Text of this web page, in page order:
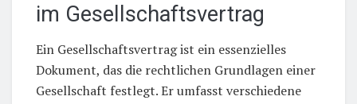
im Gesellschaftsvertrag
Ein Gesellschaftsvertrag ist ein essenzielles
Dokument, das die rechtlichen Grundlagen einer
Gesellschaft festlegt. Er umfasst verschiedene